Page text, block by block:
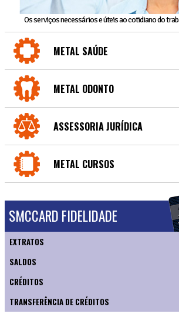
Os serviços necessários e úteis ao cotidiano do
METAL SAÚDE
METAL ODONTO
ASSESSORIA JURÍDICA
METAL CURSOS
SMCCARD FIDELIDADE
EXTRATOS
SALDOS
CRÉDITOS
TRANSFERÊNCIA DE CRÉDITOS